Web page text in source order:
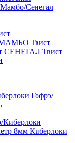
Мамбо/Сенегал
Твист
СЕНЕГАЛ Твист
Гофрэ/
Киберлоки
Киберлоки